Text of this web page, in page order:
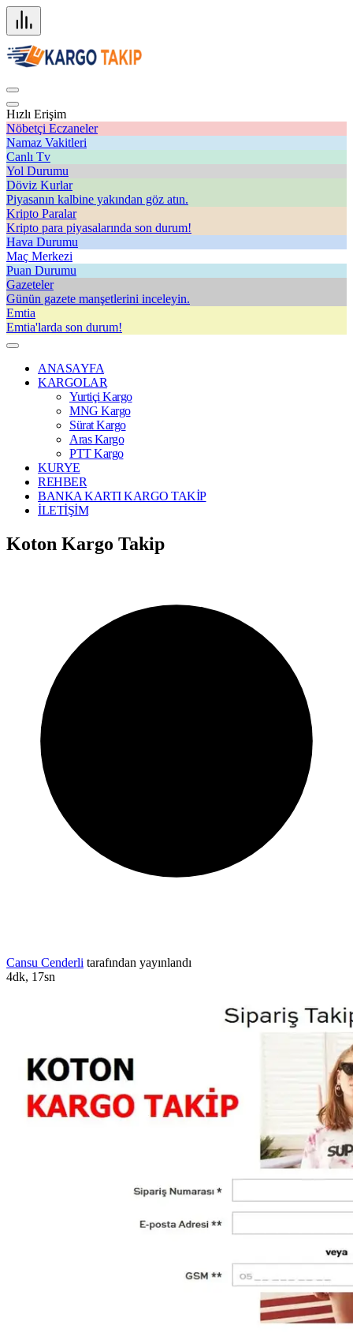
Hızlı Erişim
Nöbetçi Eczaneler
Namaz Vakitleri
Canlı Tv
Yol Durumu
Döviz Kurlar
Piyasanın kalbine yakından göz atın.
Kripto Paralar
Kripto para piyasalarında son durum!
Hava Durumu
Maç Merkezi
Puan Durumu
Gazeteler
Günün gazete manşetlerini inceleyin.
Emtia
Emtia'larda son durum!
ANASAYFA
KARGOLAR
Yurtiçi Kargo
MNG Kargo
Sürat Kargo
Aras Kargo
PTT Kargo
KURYE
REHBER
BANKA KARTI KARGO TAKİP
İLETİŞİM
Koton Kargo Takip
Cansu Cenderli tarafından yayınlandı
4dk, 17sn